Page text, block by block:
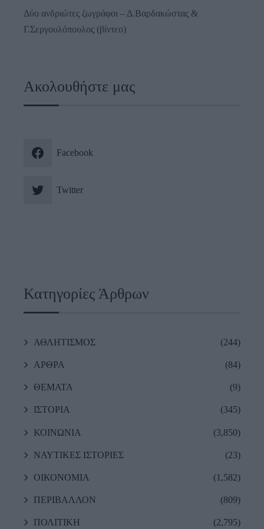
Δύο ανδριώτες ζωγράφοι – Δ.Βαρδακώστας &
Γ.Σεργουλόπουλος (βίντεο)
Ακολουθήστε μας
Facebook
Twitter
Κατηγορίες Άρθρων
ΑΘΛΗΤΙΣΜΟΣ (244)
ΑΡΘΡΑ (84)
ΘΕΜΑΤΑ (9)
ΙΣΤΟΡΙΑ (345)
ΚΟΙΝΩΝΙΑ (3,850)
ΝΑΥΤΙΚΕΣ ΙΣΤΟΡΙΕΣ (23)
ΟΙΚΟΝΟΜΙΑ (1,582)
ΠΕΡΙΒΑΛΛΟΝ (809)
ΠΟΛΙΤΙΚΗ (2,795)